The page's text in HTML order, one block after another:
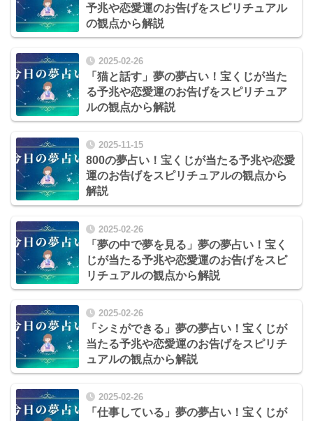
予兆や恋愛運のお告げをスピリチュアル
の観点から解説
2025-02-26
「猫と話す」夢の夢占い！宝くじが当た
る予兆や恋愛運のお告げをスピリチュア
ルの観点から解説
2025-11-15
800の夢占い！宝くじが当たる予兆や恋愛
運のお告げをスピリチュアルの観点から
解説
2025-02-26
「夢の中で夢を見る」夢の夢占い！宝く
じが当たる予兆や恋愛運のお告げをスピ
リチュアルの観点から解説
2025-02-26
「シミができる」夢の夢占い！宝くじが
当たる予兆や恋愛運のお告げをスピリチ
ュアルの観点から解説
2025-02-26
「仕事している」夢の夢占い！宝くじが